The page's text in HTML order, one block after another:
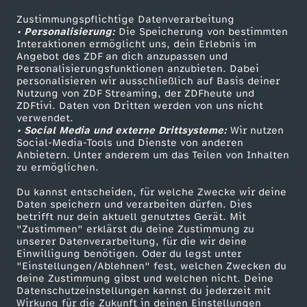
Zustimmungspflichtige Datenverarbeitung
• Personalisierung:Die Speicherung von bestimmten
Interaktionen ermöglicht uns, dein Erlebnis im
Angebot des ZDF an dich anzupassen und
Personalisierungsfunktionen anzubieten. Dabei
personalisieren wir ausschließlich auf Basis deiner
Nutzung von ZDF Streaming, der ZDFheute und
ZDFtivi. Daten von Dritten werden von uns nicht
verwendet.
• Social Media und externe Drittsysteme:Wir nutzen
Social-Media-Tools und Dienste von anderen
Anbietern. Unter anderem um das Teilen von Inhalten
zu ermöglichen.
Du kannst entscheiden, für welche Zwecke wir deine
Daten speichern und verarbeiten dürfen. Dies
betrifft nur dein aktuell genutztes Gerät. Mit
"Zustimmen" erklärst du deine Zustimmung zu
unserer Datenverarbeitung, für die wir deine
Einwilligung benötigen. Oder du legst unter
"Einstellungen/Ablehnen" fest, welchen Zwecken du
deine Zustimmung gibst und welchen nicht. Deine
Datenschutzeinstellungen kannst du jederzeit mit
Wirkung für die Zukunft in deinen Einstellungen
o
n
p
r
o
f
i
s
u
h
n
t
e
r
v
i
e
w
s
p
e
z
i
a
l
l
e
-
M
i
t
S
u
s
-
F
a
m
i
l
i
e
v
-
d
i
e
E
i
n
z
e
h
g
a
r
t
e
n
r
e
s
-
d
e
t
ä
c
h
l
a
c
h
t
r
t
e
n
p
o
f
i
h
i
f
f
E
i
n
z
e
l
d
o
k
i
c
h
t
!
e
r
w
a
c
h
e
n
!
a
u
s
b
a
u
'
s
G
u
i
d
e
t
o
e
b
e
n
–
i
f
e
/
7
–
P
o
i
z
e
Livestreams
Sendungen A-Z
TV-Programm
Zuschauerservice
Hilfe
ZDF Unternehmen
Karriere
ZDF goes Schule
Werbefernsehen
Mainzelmännchen